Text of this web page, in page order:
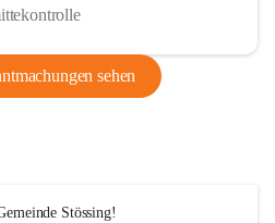
sehen
Stössing!